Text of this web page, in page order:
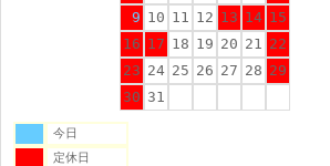
9 10 11 12 13 14 15
16 17 18 19 20 21 22
23 24 25 26 27 28 29
30 31
今日
定休日